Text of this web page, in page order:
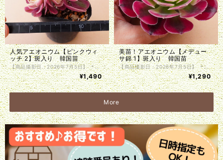
人気アエオニウム【ピンクウィ
ッチ 2】斑入り 韓国苗
【商品撮影日：2026年7月5日】 ＊韓国仕入れ ＊植物サイズは写真をご参照くださいませ。 ＊商品は抜き苗で植物のみお届け致します。入荷時に根の処理を行っているため、発根前のものや微根のものがございます。カット苗とお考え下さい。 ＊単頭ではない個体につきましては分離してしまう事もございます。植物はお届けまでの間に多少の色の変化・形状の変化がある場合がございます。写真撮影をした植物の現物販売となります。
¥1,490
美苗！アエオニウム【メデュー
サ錦 1】斑入り 韓国苗
【商品撮影日：2026年7月5日】 ＊韓国仕入れ ＊植物サイズは写真をご参照くださいませ。 ＊商品は抜き苗で植物のみお届け致します。入荷時に根の処理を行っているため、発根前のものや微根のものがございます。カット苗とお考え下さい。 ＊単頭ではない個体につきましては分離してしまう事もございます。植物はお届けまでの間に多少の色の変化・形状の変化がある場合がございます。写真撮影をした植物の現物販売となります。
¥1,290
More